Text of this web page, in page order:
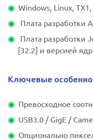
Windows, Linux,
Плата разработки
Плата разработки
[32.2] и версией
Ключевые
Превосходное
USB3.0 / GigE /
Опционально